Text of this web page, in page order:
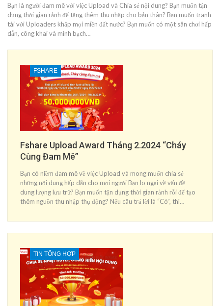
Bạn là người đam mê với việc Upload và Chia sẻ nội dung? Bạn muốn tận
dụng thời gian rảnh để tăng thêm thu nhập cho bản thân? Bạn muốn tranh
tài với Uploaders khắp mọi miền đất nước? Bạn muốn có một sân chơi hấp
dẫn, công khai và minh bạch…
FSHARE
Fshare Upload Award Tháng 2.2024 “Cháy
Cùng Đam Mê”
Bạn có niềm đam mê về việc Upload và mong muốn chia sẻ
những nội dung hấp dẫn cho mọi người Bạn lo ngại về vấn đề
dung lượng lưu trữ? Bạn muốn tận dụng thời gian rảnh rỗi để tạo
thêm nguồn thu nhập thụ động? Nếu câu trả lời là “Có”, thì…
TIN TỔNG HỢP